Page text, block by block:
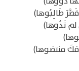
طَالِبُوها)
تَدُوها)
منتضوها)